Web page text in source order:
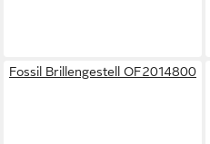
Fossil Brillengestell OF2014800